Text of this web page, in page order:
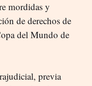
mordidas y
de derechos de
del Mundo de
previa